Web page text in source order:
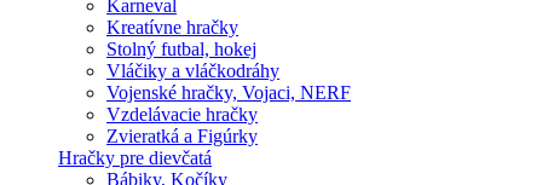
Karneval
Kreatívne hračky
Stolný futbal, hokej
Vláčiky a vláčkodráhy
Vojenské hračky, Vojaci, NERF
Vzdelávacie hračky
Zvieratká a Figúrky
Hračky pre dievčatá
Bábiky, Kočíky